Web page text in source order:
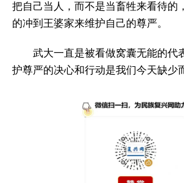
把自己当人，而不是当畜牲来看待的
的冲到王婆家来维护自己的尊严。
武大一直是被看做窝囊无能的代
护尊严的决心和行动是我们今天缺少